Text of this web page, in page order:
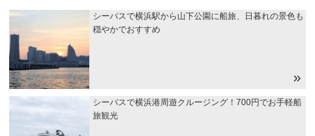
シーバスで横浜駅から山下公園に船旅、日暮れの景色も
穏やかでおすすめ
シーバスで横浜港周遊クルージング！700円でお手軽船
旅観光